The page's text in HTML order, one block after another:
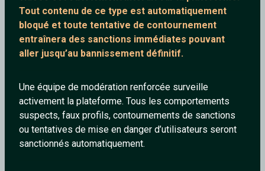
Tout contenu de ce type est automatiquement
bloqué et toute tentative de contournement
entraînera des sanctions immédiates pouvant
aller jusqu’au bannissement définitif.
Une équipe de modération renforcée surveille
activement la plateforme. Tous les comportements
suspects, faux profils, contournements de sanctions
ou tentatives de mise en danger d’utilisateurs seront
sanctionnés automatiquement.
mourad1967
59 ans
Falcon
36 ans